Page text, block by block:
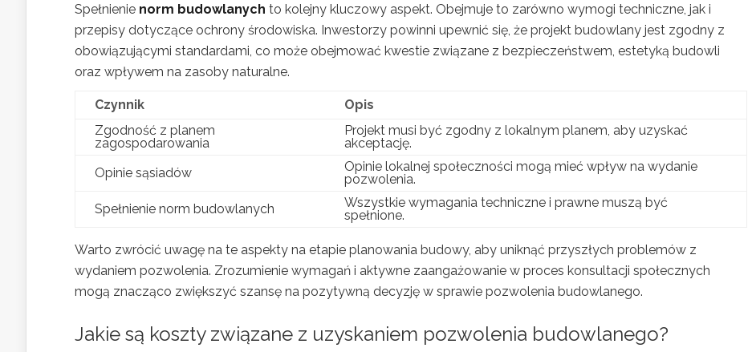
Spełnienie norm budowlanych to kolejny kluczowy aspekt. Obejmuje to zarówno wymogi techniczne, jak i
przepisy dotyczące ochrony środowiska. Inwestorzy powinni upewnić się, że projekt budowlany jest zgodny z
obowiązującymi standardami, co może obejmować kwestie związane z bezpieczeństwem, estetyką budowli
oraz wpływem na zasoby naturalne.
Czynnik
Opis
Zgodność z planem
zagospodarowania
Projekt musi być zgodny z lokalnym planem, aby uzyskać
akceptację.
Opinie sąsiadów
Opinie lokalnej społeczności mogą mieć wpływ na wydanie
pozwolenia.
Spełnienie norm budowlanych
Wszystkie wymagania techniczne i prawne muszą być
spełnione.
Warto zwrócić uwagę na te aspekty na etapie planowania budowy, aby uniknąć przyszłych problemów z
wydaniem pozwolenia. Zrozumienie wymagań i aktywne zaangażowanie w proces konsultacji społecznych
mogą znacząco zwiększyć szansę na pozytywną decyzję w sprawie pozwolenia budowlanego.
Jakie są koszty związane z uzyskaniem pozwolenia budowlanego?